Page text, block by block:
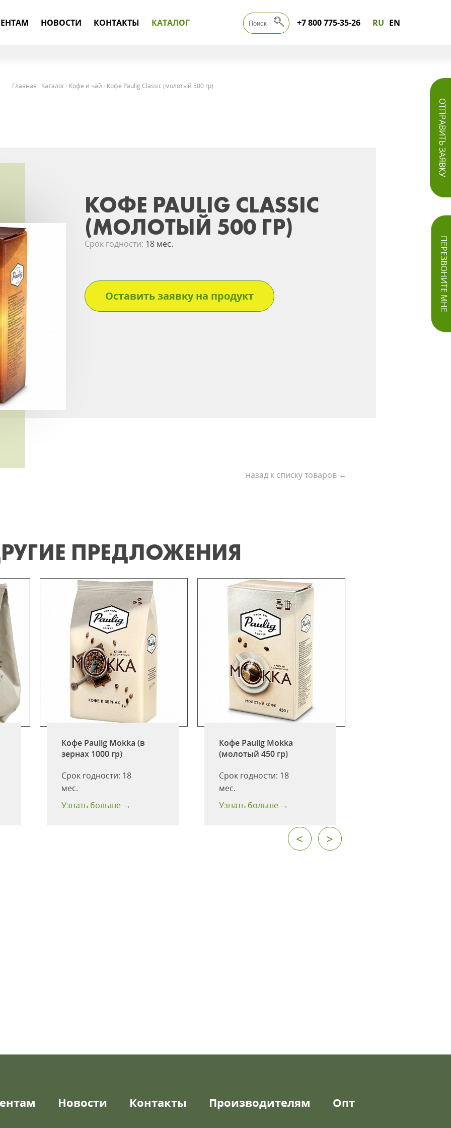
НОВОСТИ КОНТАКТЫ КАТАЛОГ +7 800 775-35-26 RU EN
ОТПРАВИТЬ ЗАЯВКУ
ПЕРЕЗВОНИТЕ МНЕ
Главная · Каталог · Кофе и чай · Кофе Paulig Classic (молотый 500 гр)
КОФЕ PAULIG CLASSIC
(МОЛОТЫЙ 500 ГР)
Срок годности: 18 мес.
Оставить заявку на продукт
назад к списку товаров ←
ПРЕДЛОЖЕНИЯ
Кофе Paulig Mokka (в
зернах 1000 гр)
Срок годности: 18
мес.
Узнать больше →
Кофе Paulig Mokka
(молотый 450 гр)
Срок годности: 18
мес.
Узнать больше →
< >
Новости Контакты Производителям Опт